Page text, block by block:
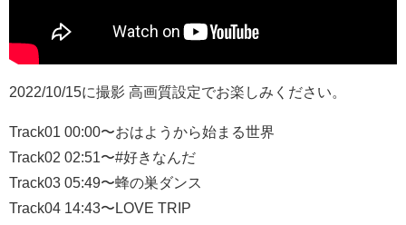
2022/10/15に撮影 高画質設定でお楽しみください。
Track01 00:00〜おはようから始まる世界
Track02 02:51〜#好きなんだ
Track03 05:49〜蜂の巣ダンス
Track04 14:43〜LOVE TRIP